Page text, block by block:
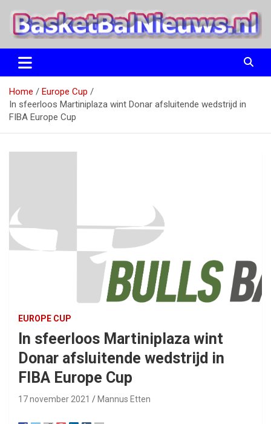
naar
BasketBalNieuws.nl
Etten
Home
Europe Cup
In sfeerloos Martiniplaza wint Donar afsluitende wedstrijd in
FIBA Europe Cup
EUROPE CUP
In sfeerloos Martiniplaza wint
Donar afsluitende wedstrijd in
FIBA Europe Cup
17 november 2021 Mannus Etten